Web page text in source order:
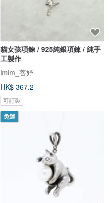
貓女孩項鍊 / 925純銀項鍊 / 純手
工製作
imim_菩妤
HK$ 367.2
可訂製
免運